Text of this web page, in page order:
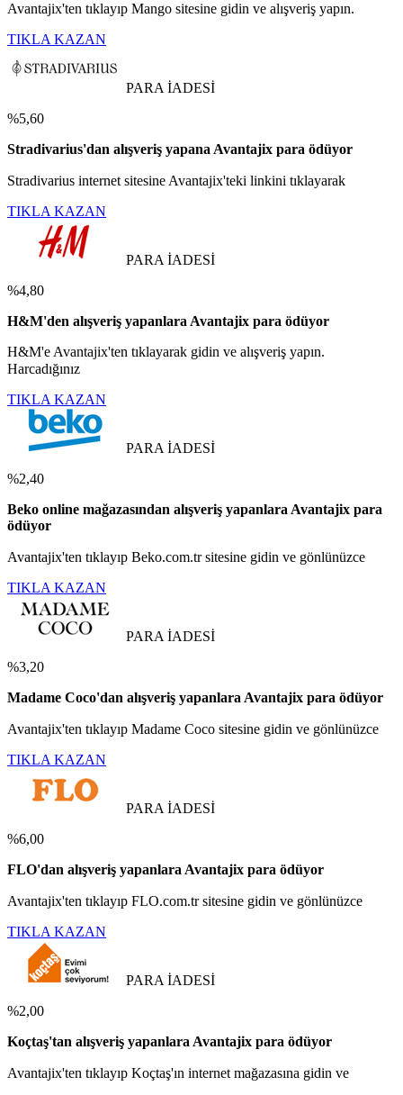
Avantajix'ten tıklayıp Mango sitesine gidin ve alışveriş yapın.
TIKLA KAZAN
PARA İADESİ
%5,60
Stradivarius'dan alışveriş yapana Avantajix para ödüyor
Stradivarius internet sitesine Avantajix'teki linkini tıklayarak
TIKLA KAZAN
PARA İADESİ
%4,80
H&M'den alışveriş yapanlara Avantajix para ödüyor
H&M'e Avantajix'ten tıklayarak gidin ve alışveriş yapın.
Harcadığınız
TIKLA KAZAN
PARA İADESİ
%2,40
Beko online mağazasından alışveriş yapanlara Avantajix para
ödüyor
Avantajix'ten tıklayıp Beko.com.tr sitesine gidin ve gönlünüzce
TIKLA KAZAN
PARA İADESİ
%3,20
Madame Coco'dan alışveriş yapanlara Avantajix para ödüyor
Avantajix'ten tıklayıp Madame Coco sitesine gidin ve gönlünüzce
TIKLA KAZAN
PARA İADESİ
%6,00
FLO'dan alışveriş yapanlara Avantajix para ödüyor
Avantajix'ten tıklayıp FLO.com.tr sitesine gidin ve gönlünüzce
TIKLA KAZAN
PARA İADESİ
%2,00
Koçtaş'tan alışveriş yapanlara Avantajix para ödüyor
Avantajix'ten tıklayıp Koçtaş'ın internet mağazasına gidin ve